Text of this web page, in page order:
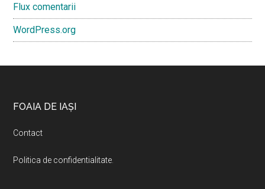
Flux comentarii
WordPress.org
Footer
FOAIA DE IAȘI
Contact
Politica de confidentialitate